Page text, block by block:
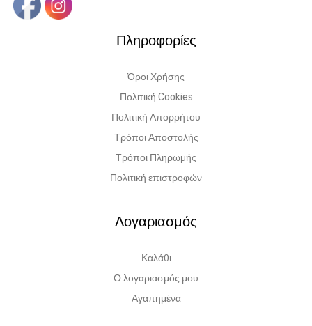
Πληροφορίες
Όροι Χρήσης
Πολιτική Cookies
Πολιτική Απορρήτου
Τρόποι Αποστολής
Τρόποι Πληρωμής
Πολιτική επιστροφών
Λογαριασμός
Καλάθι
Ο λογαριασμός μου
Αγαπημένα